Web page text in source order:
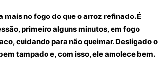
mais no fogo do que o arroz refinado. É
primeiro alguns minutos, em fogo
cuidando para não queimar. Desligado o
tampado e, com isso, ele amolece bem.